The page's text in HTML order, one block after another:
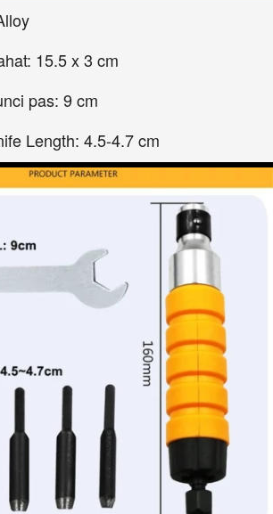
15.5 x 3 cm
pas: 9 cm
Length: 4.5-4.7 cm